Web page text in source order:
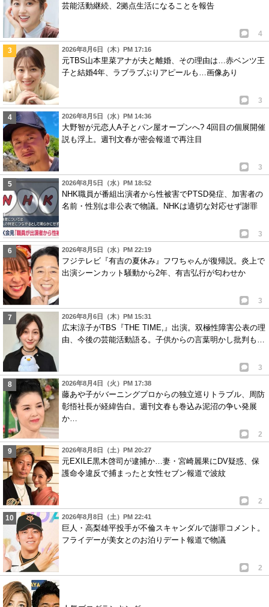
芸能活動継続、2拠点生活になることを報告
4
2026年8月6日（木）PM 17:16
元TBS山本里菜アナが夫と離婚、その理由は…赤ベンツ王
子と結婚4年、ラブラブぶりアピールも…画像あり
3
2026年8月5日（水）PM 14:36
大野智が元恋人A子とパン屋オープンへ? 4回目の個展開催
説も浮上。週刊文春が密会報道で再注目
3
2026年8月5日（水）PM 18:52
NHK職員が番組出演者から性被害でPTSD発症、加害者の
名前・性別は非公表で物議。NHKは適切な対応せず謝罪
3
2026年8月5日（水）PM 22:19
フジテレビ『有吉の夏休み』フワちゃんが復帰説。炎上で
出演シーンカット騒動から2年、有吉弘行が匂わせか
3
2026年8月6日（木）PM 15:31
広末涼子がTBS『THE TIME,』出演。双極性障害公表の理
由、今後の芸能活動語る。子供からの言葉明かし批判も…
3
2026年8月4日（火）PM 17:38
藤あや子がバーニングプロからの独立巡りトラブル、周防
彰悟社長が経緯告白。週刊文春も巻込み泥沼の争い発展
か…
2
2026年8月8日（土）PM 20:27
元EXILE黒木啓司が逮捕か…妻・宮崎麗果にDV疑惑、保
護命令違反で捕まったと女性セブン報道で波紋
2
2026年8月8日（土）PM 22:41
巨人・高梨雄平投手が不倫スキャンダルで謝罪コメント。
フライデーが美女とのお泊りデート報道で物議
2